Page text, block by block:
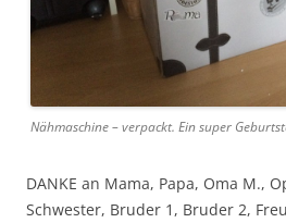
Nähmaschine – verpackt. Ein super
DANKE an Mama, Papa, Oma M.,
Schwester, Bruder 1, Bruder 2,